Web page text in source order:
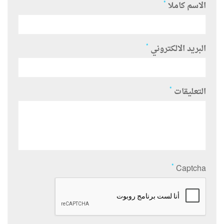
الاسم كاملا *
البريد الالكتروني *
التعليقات *
Captcha
*